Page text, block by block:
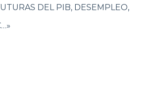
DEL PIB, DESEMPLEO,